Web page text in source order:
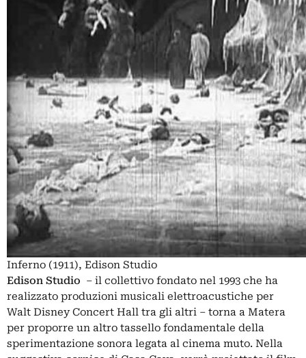
Inferno (1911), Edison Studio
Edison Studio – il collettivo fondato nel 1993 che ha
realizzato produzioni musicali elettroacustiche per
Walt Disney Concert Hall tra gli altri – torna a Matera
per proporre un altro tassello fondamentale della
sperimentazione sonora legata al cinema muto. Nella